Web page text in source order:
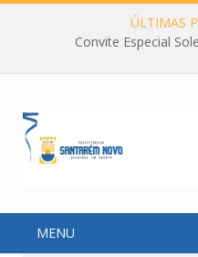
ÚLTIMAS
Convite Especial
MENU